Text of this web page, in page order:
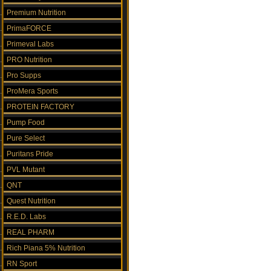
Premium Nutrition
PrimaFORCE
Primeval Labs
PRO Nutrition
Pro Supps
ProMera Sports
PROTEIN FACTORY
Pump Food
Pure Select
Puritans Pride
PVL Mutant
QNT
Quest Nutrition
R.E.D. Labs
REAL PHARM
Rich Piana 5% Nutrition
RN Sport